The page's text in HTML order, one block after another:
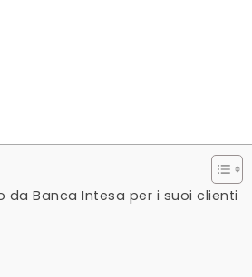
Banca Intesa per i suoi clienti